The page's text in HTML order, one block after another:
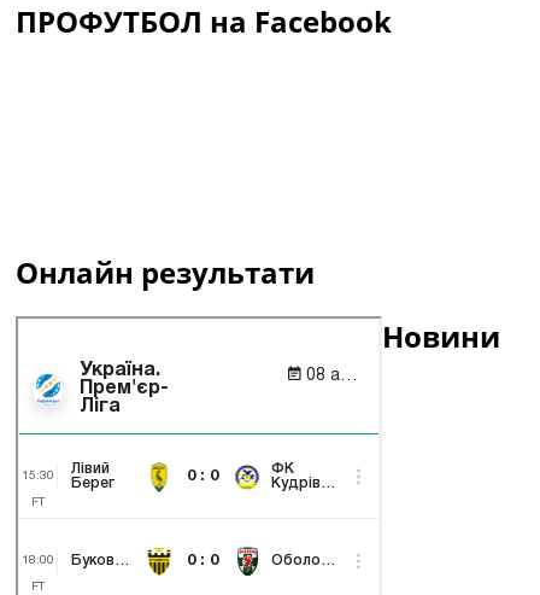
ПРОФУТБОЛ на Facebook
Онлайн результати
Новини